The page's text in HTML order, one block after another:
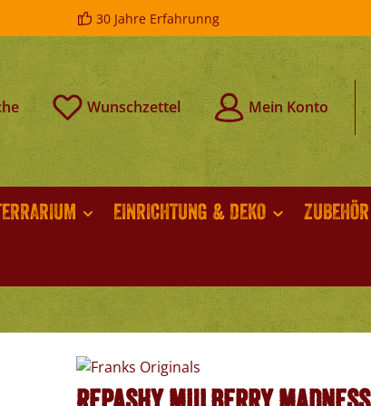
30 Jahre Erfahrunng
Wunschzettel Mein Konto
EINRICHTUNG & DEKO ZUBEHÖR